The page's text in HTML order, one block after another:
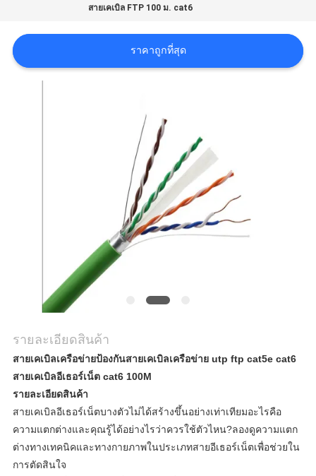
แผนผัง
เว็บไซต์
สายเคเบิล FTP 100 ม. cat6
ราคาถูกที่สุด
รายละเอียดสินค้า
สายเคเบิลเครือข่ายป้องกันสายเคเบิลเครือข่าย utp ftp cat5e cat6
สายเคเบิลอีเธอร์เน็ต cat6 100M
รายละเอียดสินค้า
สายเคเบิลอีเธอร์เน็ตบางตัวไม่ได้สร้างขึ้นอย่างเท่าเทียมอะไรคือ
ความแตกต่างและคุณรู้ได้อย่างไรว่าควรใช้ตัวไหน?ลองดูความแตก
ต่างทางเทคนิคและทางกายภาพในประเภทสายอีเธอร์เน็ตเพื่อช่วยใน
การตัดสินใจ